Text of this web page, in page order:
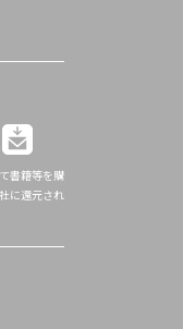
書籍等を購
に還元され